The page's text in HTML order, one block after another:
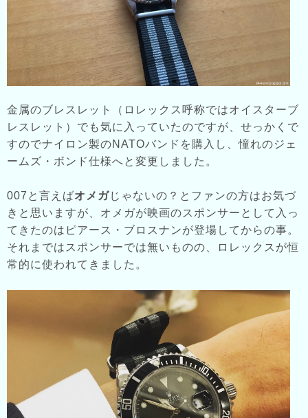
金属のブレスレット（ロレックス呼称ではオイスターブ
レスレット）でも気に入っていたのですが、せっかくで
すのでナイロン製のNATOバンドを購入し、憧れのジェ
ームズ・ボンド仕様へと変更しました。
007と言えばオメガじゃないの？とファンの方はお気づ
きと思いますが、オメガが映画のスポンサーとして入っ
てきたのはピアース・ブロスナンが登場してからの事。
それまではスポンサーでは無いものの、ロレックスが恒
常的に使われてきました。